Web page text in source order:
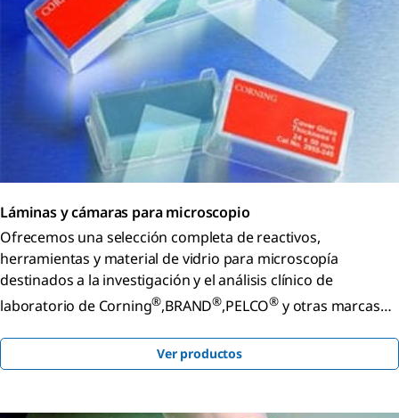
Láminas y cámaras para microscopio
Ofrecemos una selección completa de reactivos,
herramientas y material de vidrio para microscopía
destinados a la investigación y el análisis clínico de
laboratorio de Corning®,BRAND®,PELCO® y otras marcas
Ver productos